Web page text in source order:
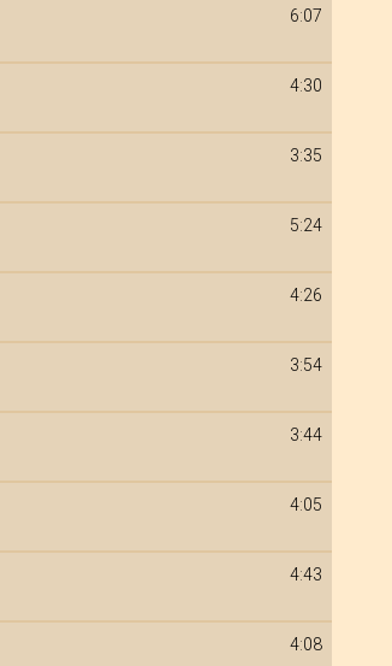
6:07
4:30
3:35
5:24
4:26
3:54
3:44
4:05
4:43
4:08